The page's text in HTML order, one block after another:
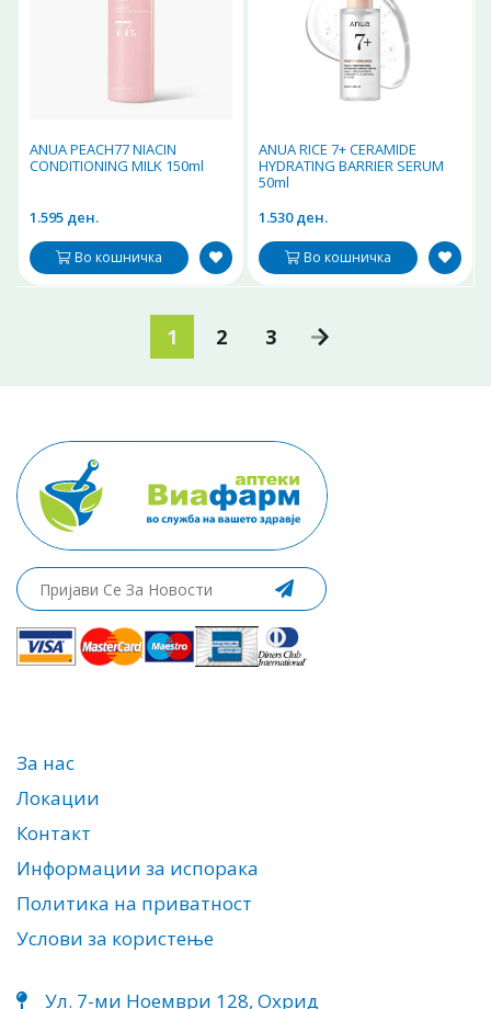
ANUA PEACH77 NIACIN
CONDITIONING MILK 150ml
1.595 ден.
Во кошничка
ANUA RICE 7+ CERAMIDE
HYDRATING BARRIER SERUM
50ml
1.530 ден.
Во кошничка
1 2 3
За нас
Локации
Контакт
Информации за испорака
Политика на приватност
Услови за користење
Ул. 7-ми Ноември 128, Охрид